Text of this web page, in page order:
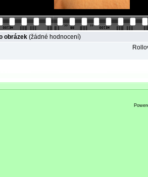
obrázek (žádné hodnocení)